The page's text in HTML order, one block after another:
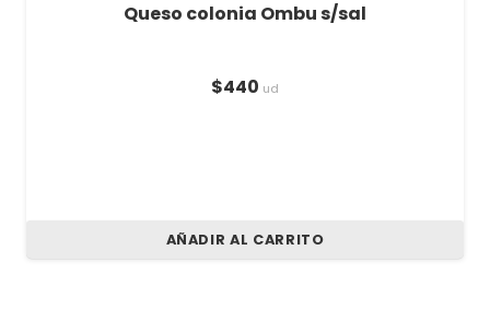
Queso colonia Ombu s/sal
$440 ud
AÑADIR AL CARRITO